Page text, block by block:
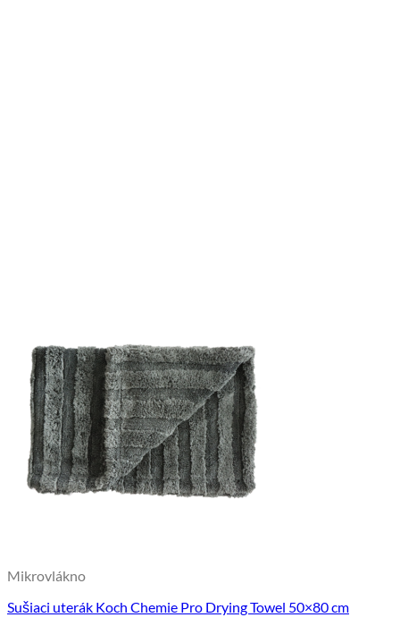
Mikrovlákno
Sušiaci uterák Koch Chemie Pro Drying Towel 50×80 cm